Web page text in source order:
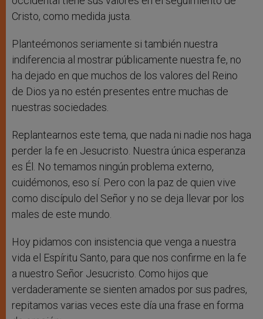
Cristo, como medida justa.
Planteémonos seriamente si también nuestra
indiferencia al mostrar públicamente nuestra fe, no
ha dejado en que muchos de los valores del Reino
de Dios ya no estén presentes entre muchas de
nuestras sociedades.
Replantearnos este tema, que nada ni nadie nos haga
perder la fe en Jesucristo. Nuestra única esperanza
es Él. No temamos ningún problema externo,
cuidémonos, eso sí. Pero con la paz de quien vive
como discípulo del Señor y no se deja llevar por los
males de este mundo.
Hoy pidamos con insistencia que venga a nuestra
vida el Espíritu Santo, para que nos confirme en la fe
a nuestro Señor Jesucristo. Como hijos que
verdaderamente se sienten amados por sus padres,
repitamos varias veces este día una frase en forma